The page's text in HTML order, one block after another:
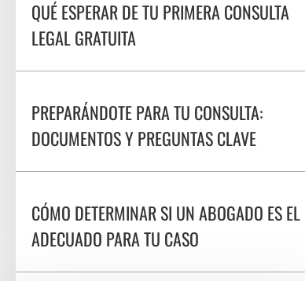
QUÉ ESPERAR DE TU PRIMERA CONSULTA
LEGAL GRATUITA
PREPARÁNDOTE PARA TU CONSULTA:
DOCUMENTOS Y PREGUNTAS CLAVE
CÓMO DETERMINAR SI UN ABOGADO ES EL
ADECUADO PARA TU CASO